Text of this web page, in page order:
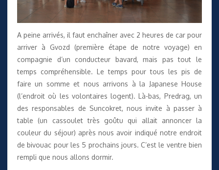
A peine arrivés, il faut enchaîner avec 2 heures de car pour
arriver à Gvozd (première étape de notre voyage) en
compagnie d’un conducteur bavard, mais pas tout le
temps compréhensible. Le temps pour tous les pis de
faire un somme et nous arrivons à la Japanese House
(l’endroit où les volontaires logent). Là-bas, Predrag, un
des responsables de Suncokret, nous invite à passer à
table (un cassoulet très goûtu qui allait annoncer la
couleur du séjour) après nous avoir indiqué notre endroit
de bivouac pour les 5 prochains jours. C’est le ventre bien
rempli que nous allons dormir.